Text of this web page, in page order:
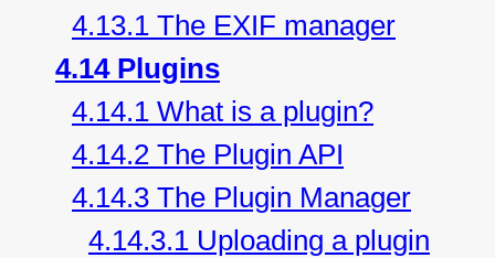
4.13.1 The EXIF manager
4.14 Plugins
4.14.1 What is a plugin?
4.14.2 The Plugin API
4.14.3 The Plugin Manager
4.14.3.1 Uploading a plugin